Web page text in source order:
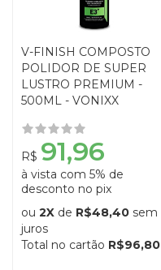
V-FINISH COMPOSTO
POLIDOR DE SUPER
LUSTRO PREMIUM -
500ML - VONIXX
R$ 91,96
à vista com 5% de
desconto no pix
ou 2X de R$48,40 sem
juros
Total no cartão R$96,80